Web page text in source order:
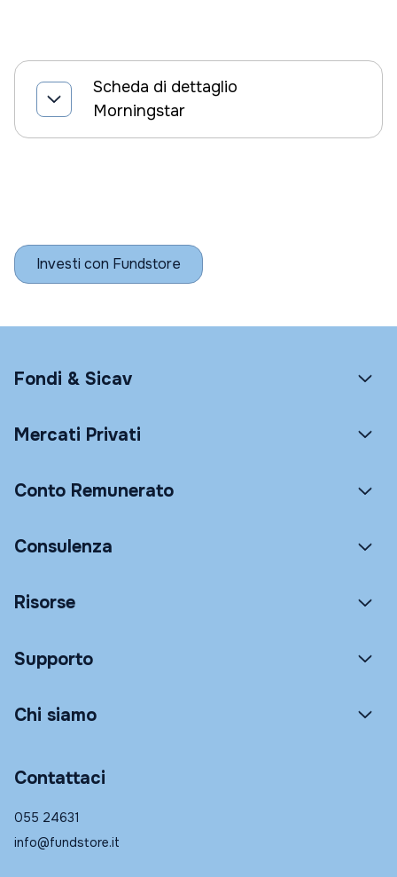
Scheda di dettaglio
Morningstar
Investi con Fundstore
Fondi & Sicav
Mercati Privati
Conto Remunerato
Consulenza
Risorse
Supporto
Chi siamo
Contattaci
055 24631
info@fundstore.it